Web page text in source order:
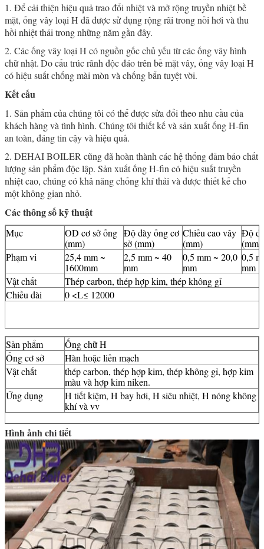
1. Để cải thiện hiệu quả trao đổi nhiệt và mở rộng truyền nhiệt bề
mặt, ống vây loại H đã được sử dụng rộng rãi trong nồi hơi và thu
hồi nhiệt thải trong những năm gần đây.
2. Các ống vây loại H có nguồn gốc chủ yếu từ các ống vây hình
chữ nhật.Do cấu trúc rãnh độc đáo trên bề mặt vây, ống vây loại H
có hiệu suất chống mài mòn và chống bẩn tuyệt vời.
Kết cấu
1. Sản phẩm của chúng tôi có thể được sửa đổi theo nhu cầu của
khách hàng và tình hình. Chúng tôi thiết kế và sản xuất ống H-fin
an toàn, đáng tin cậy và hiệu quả.
2. DEHAI BOILER cũng đã hoàn thành các hệ thống đảm bảo chất
lượng sản phẩm độc lập. Sản xuất ống H-fin có hiệu suất truyền
nhiệt cao, chúng có khả năng chống khí thải và được thiết kế cho
một không gian nhỏ.
Các thông số kỹ thuật
Mục
OD cơ sở ống
(mm)
Độ dày ống cơ
sở (mm)
Chiều cao vây
(mm)
Độ
(mm)
Phạm vi
25,4 mm ~
1600mm
2,5 mm ~ 40
mm
0,5 mm ~ 20,0
mm
0,5
mm
Vật chất
Thép carbon, thép hợp kim, thép không gỉ
Chiều dài
0 <L≤ 12000
Sản phẩm
Ống chữ H
Ống cơ sở
Hàn hoặc liền mạch
Vật chất
thép carbon, thép hợp kim, thép không gỉ, hợp kim
màu và hợp kim niken.
Ứng dụng
H tiết kiệm, H bay hơi, H siêu nhiệt, H nóng không
khí và vv
Hình ảnh chi tiết